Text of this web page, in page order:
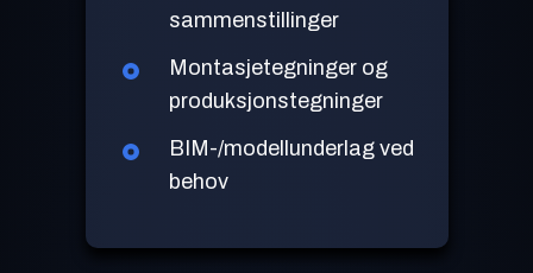
sammenstillinger
Montasjetegninger og
produksjonstegninger
BIM-/modellunderlag ved
behov